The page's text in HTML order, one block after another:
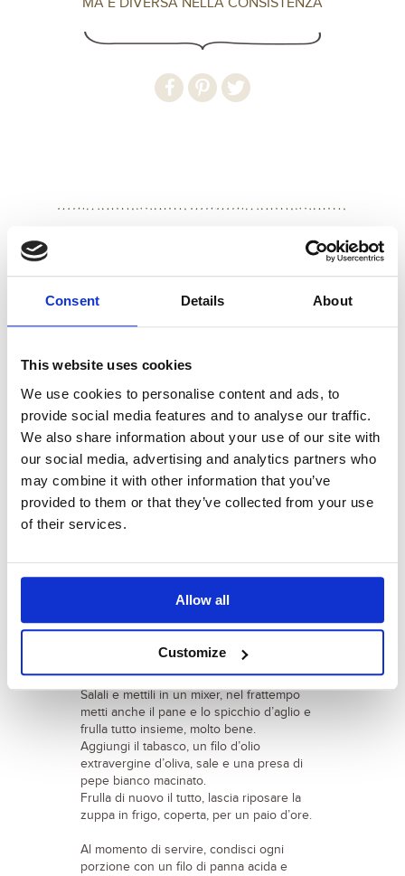
Consent Details About
This website uses cookies
We use cookies to personalise content and ads, to
provide social media features and to analyse our traffic.
We also share information about your use of our site with
our social media, advertising and analytics partners who
may combine it with other information that you’ve
provided to them or that they’ve collected from your use
of their services.
Allow all
Customize
INGREDIENTI
Per 4 persone:
800 g di pomodori maturi
½ spicchio d’aglio
Olio extravergine d’oliva
4 fette grandi di pane raffermo
2 cucchiai di Tabasco
Pepe bianco macinato
1 cucchiaio di panna, per servire
Maggiorana, per servire
PREPARAZIONE
Inizia a tagliare a pezzetti il pane e mettilo
in ammollo in una ciotola con 250 ml di
Sbuccia i pomodori e tagliali a tocchetti.
Salali e mettili in un mixer, nel frattempo
metti anche il pane e lo spicchio d’aglio e
frulla tutto insieme, molto bene.
Aggiungi il tabasco, un filo d’olio
extravergine d’oliva, sale e una presa di
pepe bianco macinato.
Frulla di nuovo il tutto, lascia riposare la
zuppa in frigo, coperta, per un paio d’ore.
Al momento di servire, condisci ogni
porzione con un filo di panna acida e